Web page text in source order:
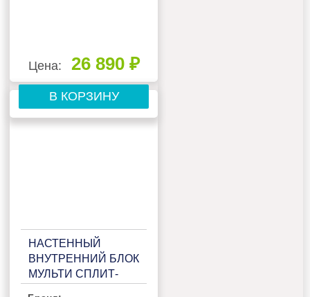
Цена: 26 890 ₽
В КОРЗИНУ
НАСТЕННЫЙ
ВНУТРЕННИЙ БЛОК
МУЛЬТИ СПЛИТ-